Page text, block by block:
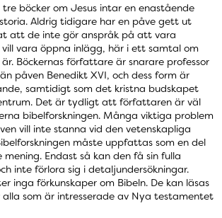
tre böcker om Jesus intar en enastående
Aldrig tidigare har en påve gett ut
att de inte gör anspråk på att vara
vara öppna inlägg, här i ett samtal om
Böckernas författare är snarare professor
påven Benedikt XVI, och dess form är
samtidigt som det kristna budskapet
Det är tydligt att författaren är väl
bibelforskningen. Många viktiga problem
vill inte stanna vid den vetenskapliga
måste uppfattas som en del
Endast så kan den få sin fulla
inte förlora sig i detaljundersökningar.
inga förkunskaper om Bibeln. De kan läsas
alla som är intresserade av Nya testamentet